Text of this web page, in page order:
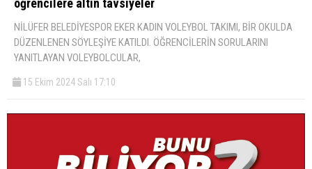
öğrencilere altın tavsiyeler
NİLÜFER BELEDİYESPOR EKER KADIN VOLEYBOL TAKIMI, BİR OKULDA
DÜZENLENEN SÖYLEŞİYE KATILDI. ÖĞRENCİLERİN SORULARINI
YANITLAYAN VOLEYBOLCULAR,
15 Ekim 2024 Salı 17:10